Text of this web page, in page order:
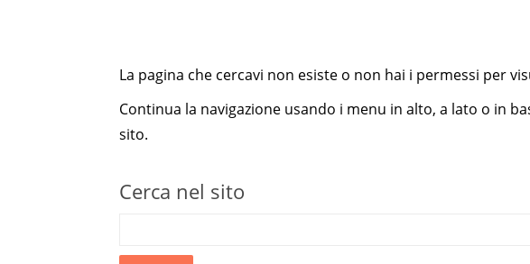
La pagina che cercavi non esiste o non hai i permessi per
Continua la navigazione usando i menu in alto, a lato o in
sito.
Cerca nel sito